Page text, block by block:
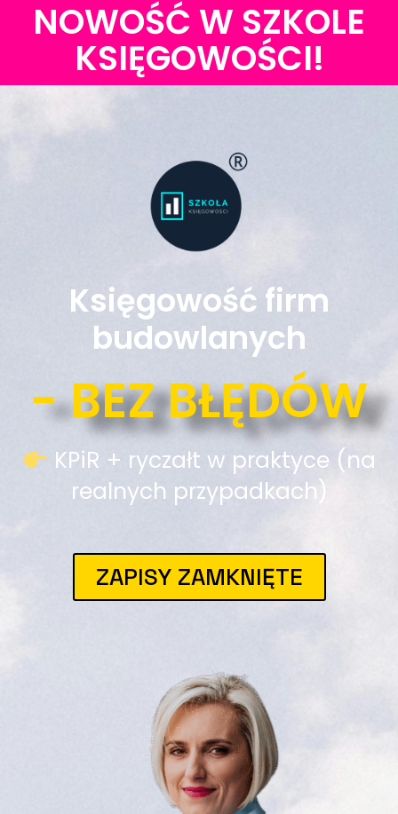
NOWOŚĆ W SZKOLE
KSIĘGOWOŚCI!
Księgowość firm
budowlanych
- BEZ BŁĘDÓW
KPiR + ryczałt w praktyce (na
realnych przypadkach)
ZAPISY ZAMKNIĘTE